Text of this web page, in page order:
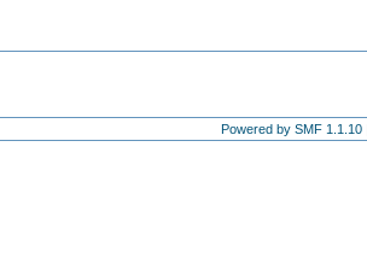
Powered by SMF 1.1.10